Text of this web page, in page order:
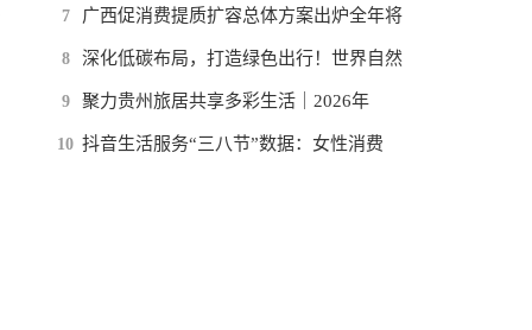
7 广西促消费提质扩容总体方案出炉全年将
8 深化低碳布局，打造绿色出行！世界自然
9 聚力贵州旅居共享多彩生活｜2026年
10 抖音生活服务“三八节”数据：女性消费